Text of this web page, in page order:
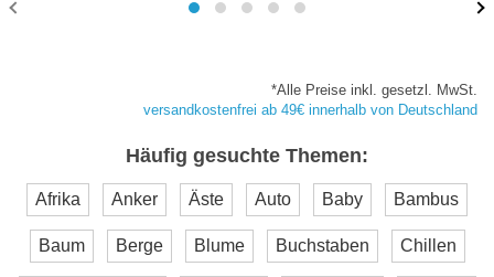
*Alle Preise inkl. gesetzl. MwSt.
versandkostenfrei ab 49€ innerhalb von Deutschland
Häufig gesuchte Themen:
Afrika Anker Äste Auto Baby Bambus
Baum Berge Blume Buchstaben Chillen